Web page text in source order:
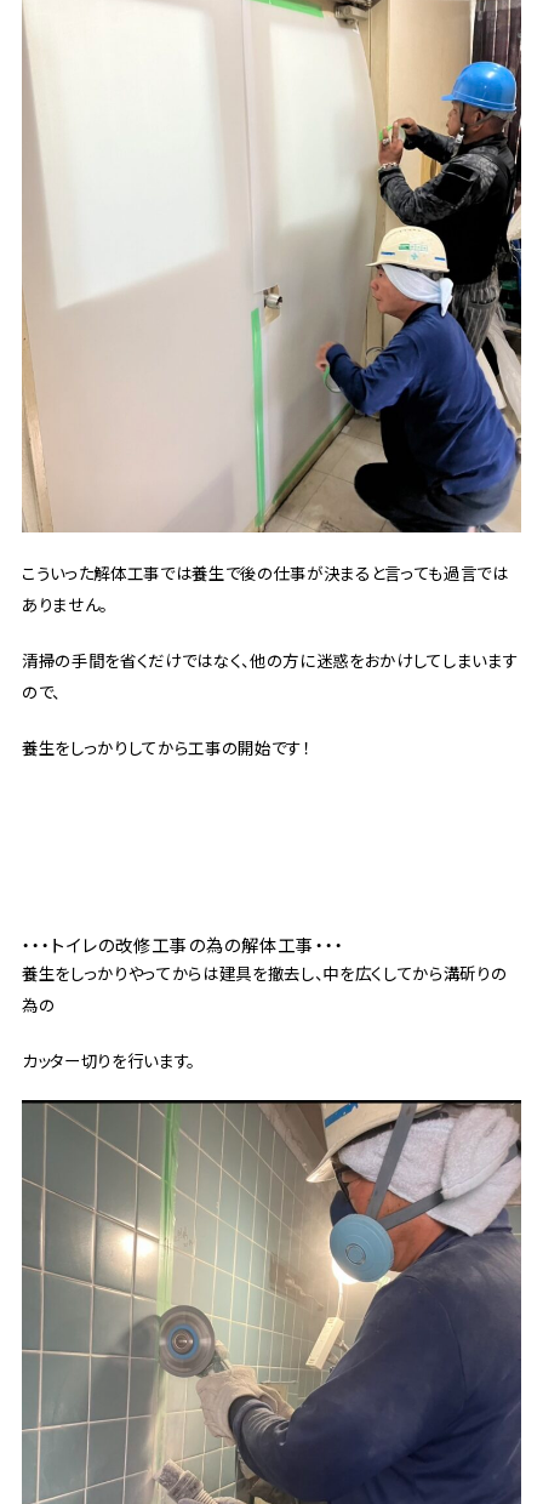
こういった解体工事では養生で後の仕事が決まると言っても過言では
ありません。
清掃の手間を省くだけではなく、他の方に迷惑をおかけしてしまいます
ので、
養生をしっかりしてから工事の開始です！
・・・トイレの改修工事の為の解体工事・・・
養生をしっかりやってからは建具を撤去し、中を広くしてから溝斫りの
為の
カッター切りを行います。